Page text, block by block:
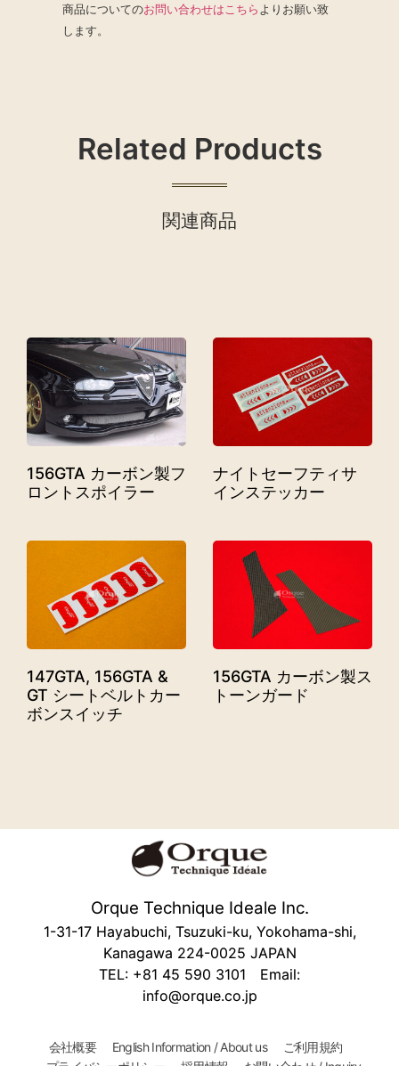
商品についてのお問い合わせはこちら よりお願い致
します。
Related Products
関連商品
156GTA カーボン製フ
ロントスポイラー
ナイトセーフティサ
インステッカー
147GTA, 156GTA &
GT シートベルトカー
ボンスイッチ
156GTA カーボン製ス
トーンガード
Orque Technique Ideale Inc.
1-31-17 Hayabuchi, Tsuzuki-ku, Yokohama-shi,
Kanagawa 224-0025 JAPAN
TEL: +81 45 590 3101 Email:
info@orque.co.jp
会社概要 English Information / About us
ご利用規約